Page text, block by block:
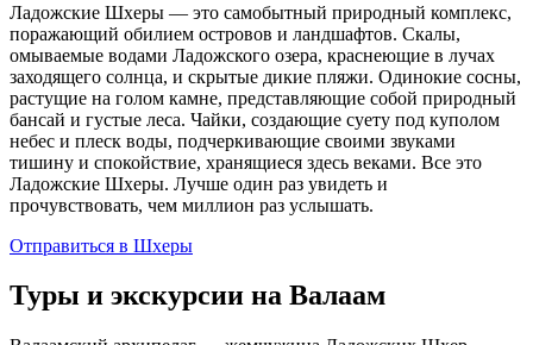
Ладожские Шхеры — это самобытный природный комплекс,
поражающий обилием островов и ландшафтов. Скалы,
омываемые водами Ладожского озера, краснеющие в лучах
заходящего солнца, и скрытые дикие пляжи. Одинокие сосны,
растущие на голом камне, представляющие собой природный
бансай и густые леса. Чайки, создающие суету под куполом
небес и плеск воды, подчеркивающие своими звуками
тишину и спокойствие, хранящиеся здесь веками. Все это
Ладожские Шхеры. Лучше один раз увидеть и
прочувствовать, чем миллион раз услышать.
Отправиться в Шхеры
Туры и экскурсии на Валаам